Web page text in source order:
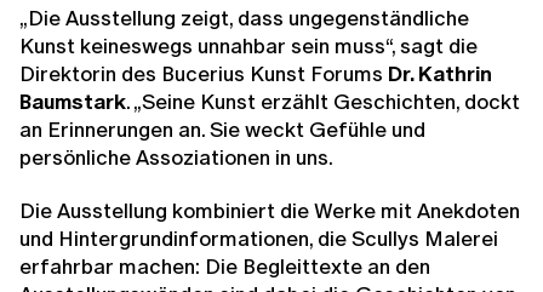
„Die Ausstellung zeigt, dass ungegenständliche
Kunst keineswegs unnahbar sein muss“, sagt die
Direktorin des Bucerius Kunst Forums Dr. Kathrin
Baumstark. „Seine Kunst erzählt Geschichten, dockt
an Erinnerungen an. Sie weckt Gefühle und
persönliche Assoziationen in uns.
Die Ausstellung kombiniert die Werke mit Anekdoten
und Hintergrundinformationen, die Scullys Malerei
erfahrbar machen: Die Begleittexte an den